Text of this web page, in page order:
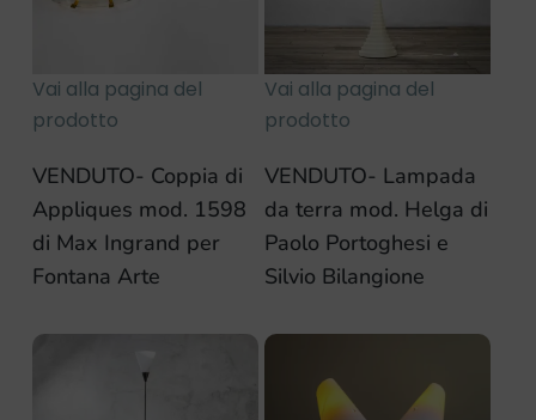
Vai alla pagina del
prodotto
VENDUTO- Coppia di
Appliques mod. 1598
di Max Ingrand per
Fontana Arte
Vai alla pagina del
prodotto
VENDUTO- Lampada
da terra mod. Helga di
Paolo Portoghesi e
Silvio Bilangione